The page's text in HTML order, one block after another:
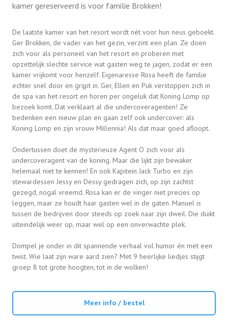
kamer gereserveerd is voor familie Brokken!
De laatste kamer van het resort wordt nét voor hun neus geboekt.
Ger Brokken, de vader van het gezin, verzint een plan. Ze doen
zich voor als personeel van het resort en proberen met
opzettelijk slechte service wat gasten weg te jagen, zodat er een
kamer vrijkomt voor henzelf. Eigenaresse Rosa heeft de familie
echter snel door en grijpt in. Ger, Ellen en Puk verstoppen zich in
de spa van het resort en horen per ongeluk dat Koning Lomp op
bezoek komt. Dat verklaart al die undercoveragenten! Ze
bedenken een nieuw plan en gaan zelf ook undercover: als
Koning Lomp en zijn vrouw Millennia! Als dat maar goed afloopt.
Ondertussen doet de mysterieuze Agent O zich voor als
undercoveragent van de koning. Maar die lijkt zijn bewaker
helemaal niet te kennen! En ook Kapitein Jack Turbo en zijn
stewardessen Jessy en Dessy gedragen zich, op zijn zachtst
gezegd, nogal vreemd. Rosa kan er de vinger niet precies op
leggen, maar ze houdt haar gasten wel in de gaten. Manuel is
tussen de bedrijven door steeds op zoek naar zijn dweil. Die duikt
uiteindelijk weer op, maar wel op een onverwachte plek.
Dompel je onder in dit spannende verhaal vol humor én met een
twist. Wie laat zijn ware aard zien? Met 9 heerlijke liedjes stijgt
groep 8 tot grote hoogten, tot in de wolken!
Meer info / bestel